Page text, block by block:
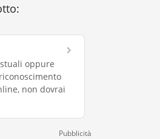
oppure
non dovrai
Pubblicità